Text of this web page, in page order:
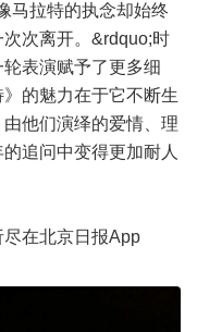
马拉特的执念却始终
次离开。&rdquo;时
表演赋予了更多细
的魅力在于它不断生
他们演绎的爱情、理
追问中变得更加耐人
在北京日报App